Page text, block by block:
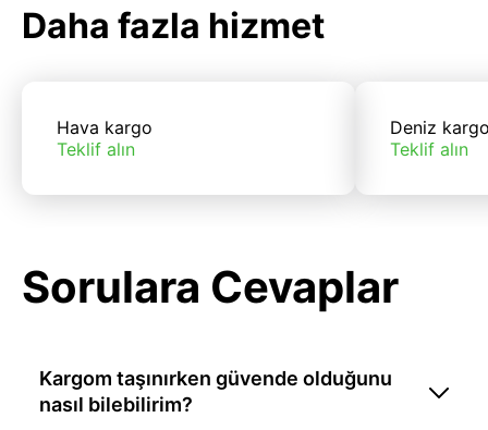
Daha fazla hizmet
Hava kargo
Teklif alın
Deniz
Teklif alın
Sorulara Cevaplar
Kargom taşınırken güvende olduğunu
nasıl bilebilirim?